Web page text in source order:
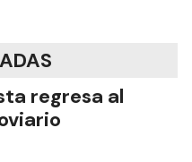
regresa al